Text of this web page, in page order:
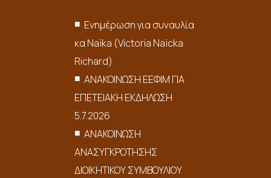
Ενημέρωση για συναυλία
κα Naïka (Victoria Naïcka
Richard)
ΑΝΑΚΟΙΝΩΣΗ ΕΕΦΙΜ ΓΙΑ
ΕΠΕΤΕΙΑΚΗ ΕΚΔΗΛΩΣΗ
5.7.2026
ΑΝΑΚΟΙΝΩΣΗ
ΑΝΑΣΥΓΚΡΟΤΗΣΗΣ
ΔΙΟΙΚΗΤΙΚΟΥ ΣΥΜΒΟΥΛΙΟΥ